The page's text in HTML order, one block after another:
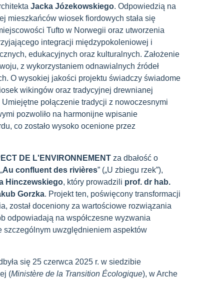
Jacka Józekowskiego. Odpowiedzią na
mieszkańców wiosek fiordowych stała się
Tufto w Norwegii oraz utworzenia
integracji międzypokoleniowej i
edukacyjnych oraz kulturalnych. Założenie
z wykorzystaniem odnawialnych źródeł
O wysokiej jakości projektu świadczy świadome
wikingów oraz tradycyjnej drewnianej
połączenie tradycji z nowoczesnymi
pozwoliło na harmonijne wpisanie
co zostało wysoko ocenione przez
DE L'ENVIRONNEMENT za dbałość o
Au confluent des rivières” („U zbiegu rzek”),
Hinczewskiego, który prowadzili prof. dr hab.
Gorzka. Projekt ten, poświęcony transformacji
został doceniony za wartościowe rozwiązania
odpowiadają na współczesne wyzwania
szczególnym uwzględnieniem aspektów
się 25 czerwca 2025 r. w siedzibie
(Ministère de la Transition Écologique), w Arche